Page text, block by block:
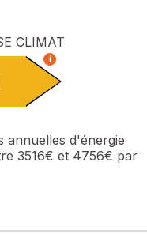
CLIMAT
i
annuelles d'énergie
3516€ et 4756€ par